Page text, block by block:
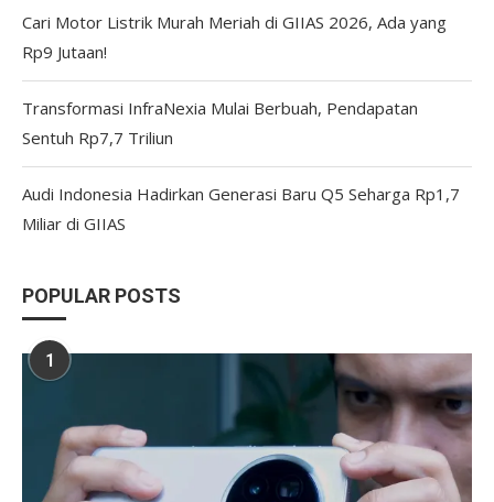
Cari Motor Listrik Murah Meriah di GIIAS 2026, Ada yang
Rp9 Jutaan!
Transformasi InfraNexia Mulai Berbuah, Pendapatan
Sentuh Rp7,7 Triliun
Audi Indonesia Hadirkan Generasi Baru Q5 Seharga Rp1,7
Miliar di GIIAS
POPULAR POSTS
1